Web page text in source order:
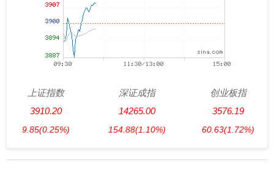
上证指数
3910.20
9.85(0.25%)
深证成指
14265.00
154.88(1.10%)
创业板指
3576.19
60.63(1.72%)